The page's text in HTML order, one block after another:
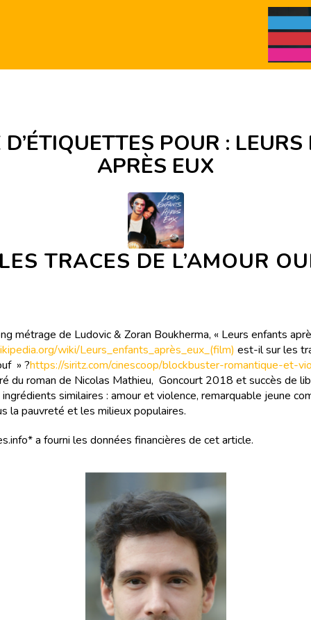
POUR : LEURS
APRÈS EUX
TRACES DE L’AMOUR
métrage de Ludovic & Zoran Boukherma, « Leurs enfants
wiki/Leurs_enfants_après_eux_(film) est-il sur les
» ?https://siritz.com/cinescoop/blockbuster-romantique-et-
du roman de Nicolas Mathieu, Goncourt 2018 et succès de
similaires : amour et violence, remarquable jeune
la pauvreté et les milieux populaires.
a fourni les données financières de cet article.